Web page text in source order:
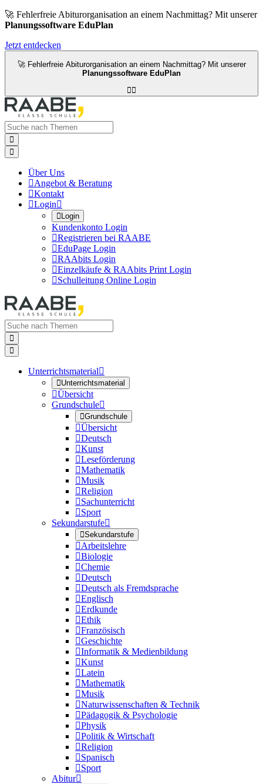
🚀 Fehlerfreie Abiturorganisation an einem Nachmittag? Mit unserer
Planungssoftware EduPlan
Jetzt entdecken
🚀 Fehlerfreie Abiturorganisation an einem Nachmittag? Mit unserer
Planungssoftware EduPlan



Über Uns
Angebot & Beratung
Kontakt
Login
Login
Kundenkonto Login
Registrieren bei RAABE
EduPage Login
RAAbits Login
Einzelkäufe & RAAbits Print Login
Schulleitung Online Login


Unterrichtsmaterial
Unterrichtsmaterial
Übersicht
Grundschule
Grundschule
Übersicht
Deutsch
Kunst
Leseförderung
Mathematik
Musik
Religion
Sachunterricht
Sport
Sekundarstufe
Sekundarstufe
Arbeitslehre
Biologie
Chemie
Deutsch
Deutsch als Fremdsprache
Englisch
Erdkunde
Ethik
Französisch
Geschichte
Informatik & Medienbildung
Kunst
Latein
Mathematik
Musik
Naturwissenschaften & Technik
Pädagogik & Psychologie
Physik
Politik & Wirtschaft
Religion
Spanisch
Sport
Abitur